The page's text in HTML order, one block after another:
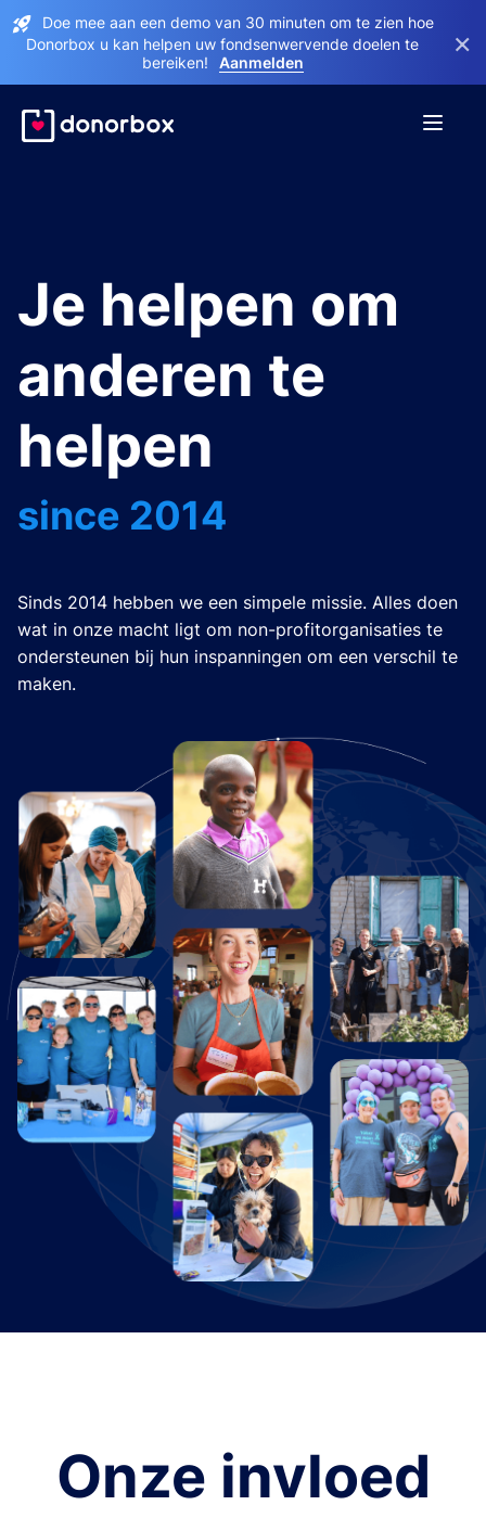
Doe mee aan een demo van 30 minuten om te zien hoe
Donorbox u kan helpen uw fondsenwervende doelen te
bereiken!
Aanmelden
×
Je helpen om
anderen te
helpen
since 2014
Sinds 2014 hebben we een simpele missie. Alles doen
wat in onze macht ligt om non-profitorganisaties te
ondersteunen bij hun inspanningen om een verschil te
maken.
Onze invloed